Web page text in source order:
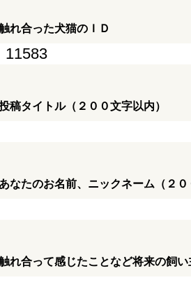
れ合った犬猫のＩＤ
稿タイトル（２００文字以内）
あなたのお名前、ニックネーム（２
れ合って感じたことなど将来の飼